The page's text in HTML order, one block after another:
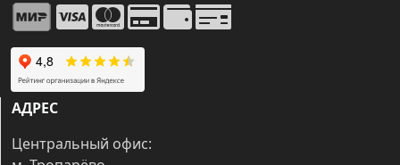
АДРЕС
Центральный офис: